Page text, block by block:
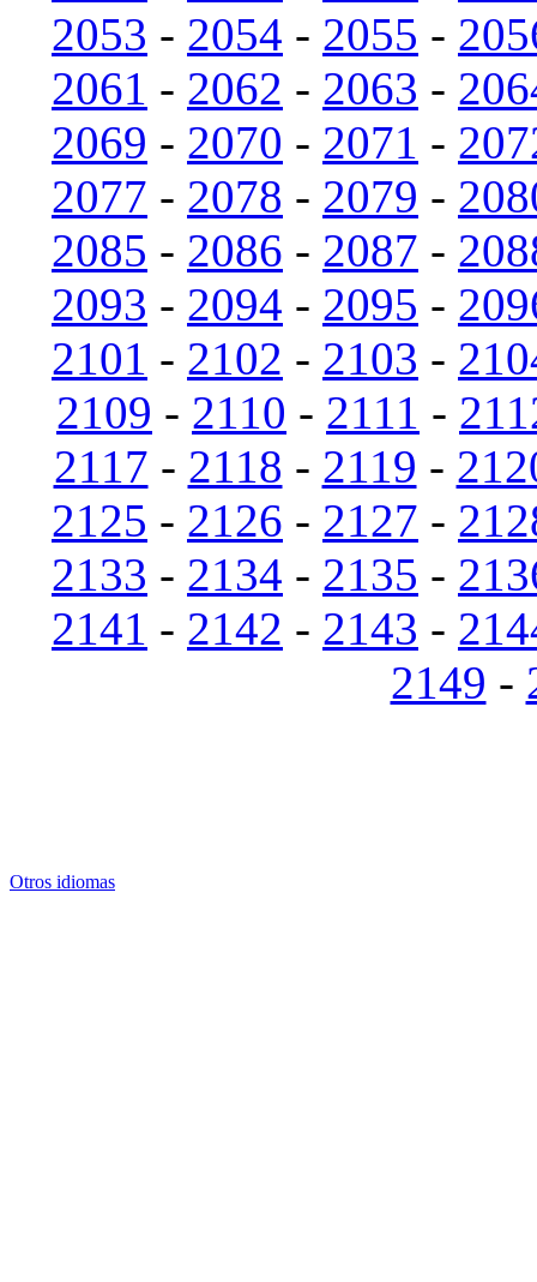
2053 - 2054 - 2055 -
2061 - 2062 - 2063 -
2069 - 2070 - 2071 -
2077 - 2078 - 2079 -
2085 - 2086 - 2087 -
2093 - 2094 - 2095 -
2101 - 2102 - 2103 -
2109 - 2110 - 2111 -
2117 - 2118 - 2119 -
2125 - 2126 - 2127 -
2133 - 2134 - 2135 -
2141 - 2142 - 2143 -
2149 -
Otros idiomas